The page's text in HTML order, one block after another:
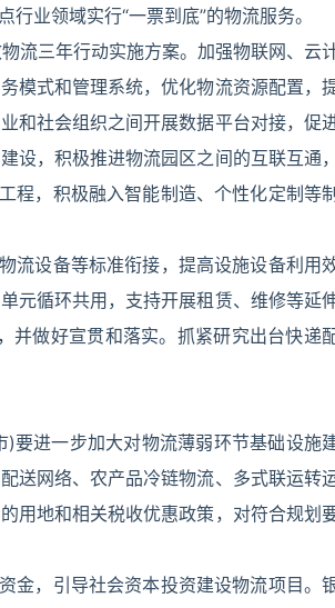
业领域实行“一票到底”的物流服务。
流三年行动实施方案。加强物联网、云
模式和管理系统，优化物流资源配置，
和社会组织之间开展数据平台对接，促
设，积极推进物流园区之间的互联互通，
程，积极融入智能制造、个性化定制等制
流设备等标准衔接，提高设施设备利用
元循环共用，支持开展租赁、维修等延
并做好宣贯和落实。抓紧研究出台快递
要进一步加大对物流薄弱环节基础设施
送网络、农产品冷链物流、多式联运转
用地和相关税收优惠政策，对符合规划
金，引导社会资本投资建设物流项目。